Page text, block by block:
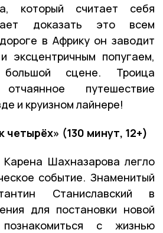
который считает себя
доказать это всем
в Африку он заводит
эксцентричным попугаем,
сцене. Троица
путешествие
и круизном лайнере!
четырёх» (130 минут, 12+)
Шахназарова легло
событие. Знаменитый
Станиславский в
для постановки новой
с жизнью